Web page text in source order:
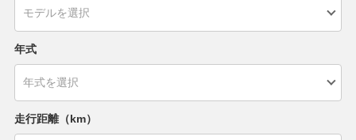
年式
走行距離（km）